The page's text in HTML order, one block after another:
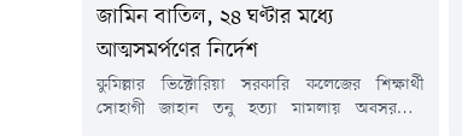
জামিন বাতিল, ২৪ ঘণ্টার মধ্যে
আত্মসমর্পণের নির্দেশ
কুমিল্লার ভিক্টোরিয়া সরকারি কলেজের শিক্ষার্থী
সোহাগী জাহান তনু হত্যা মামলায় অবসরপ্রাপ্ত